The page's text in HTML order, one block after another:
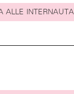
ALLE INTERNAUTA